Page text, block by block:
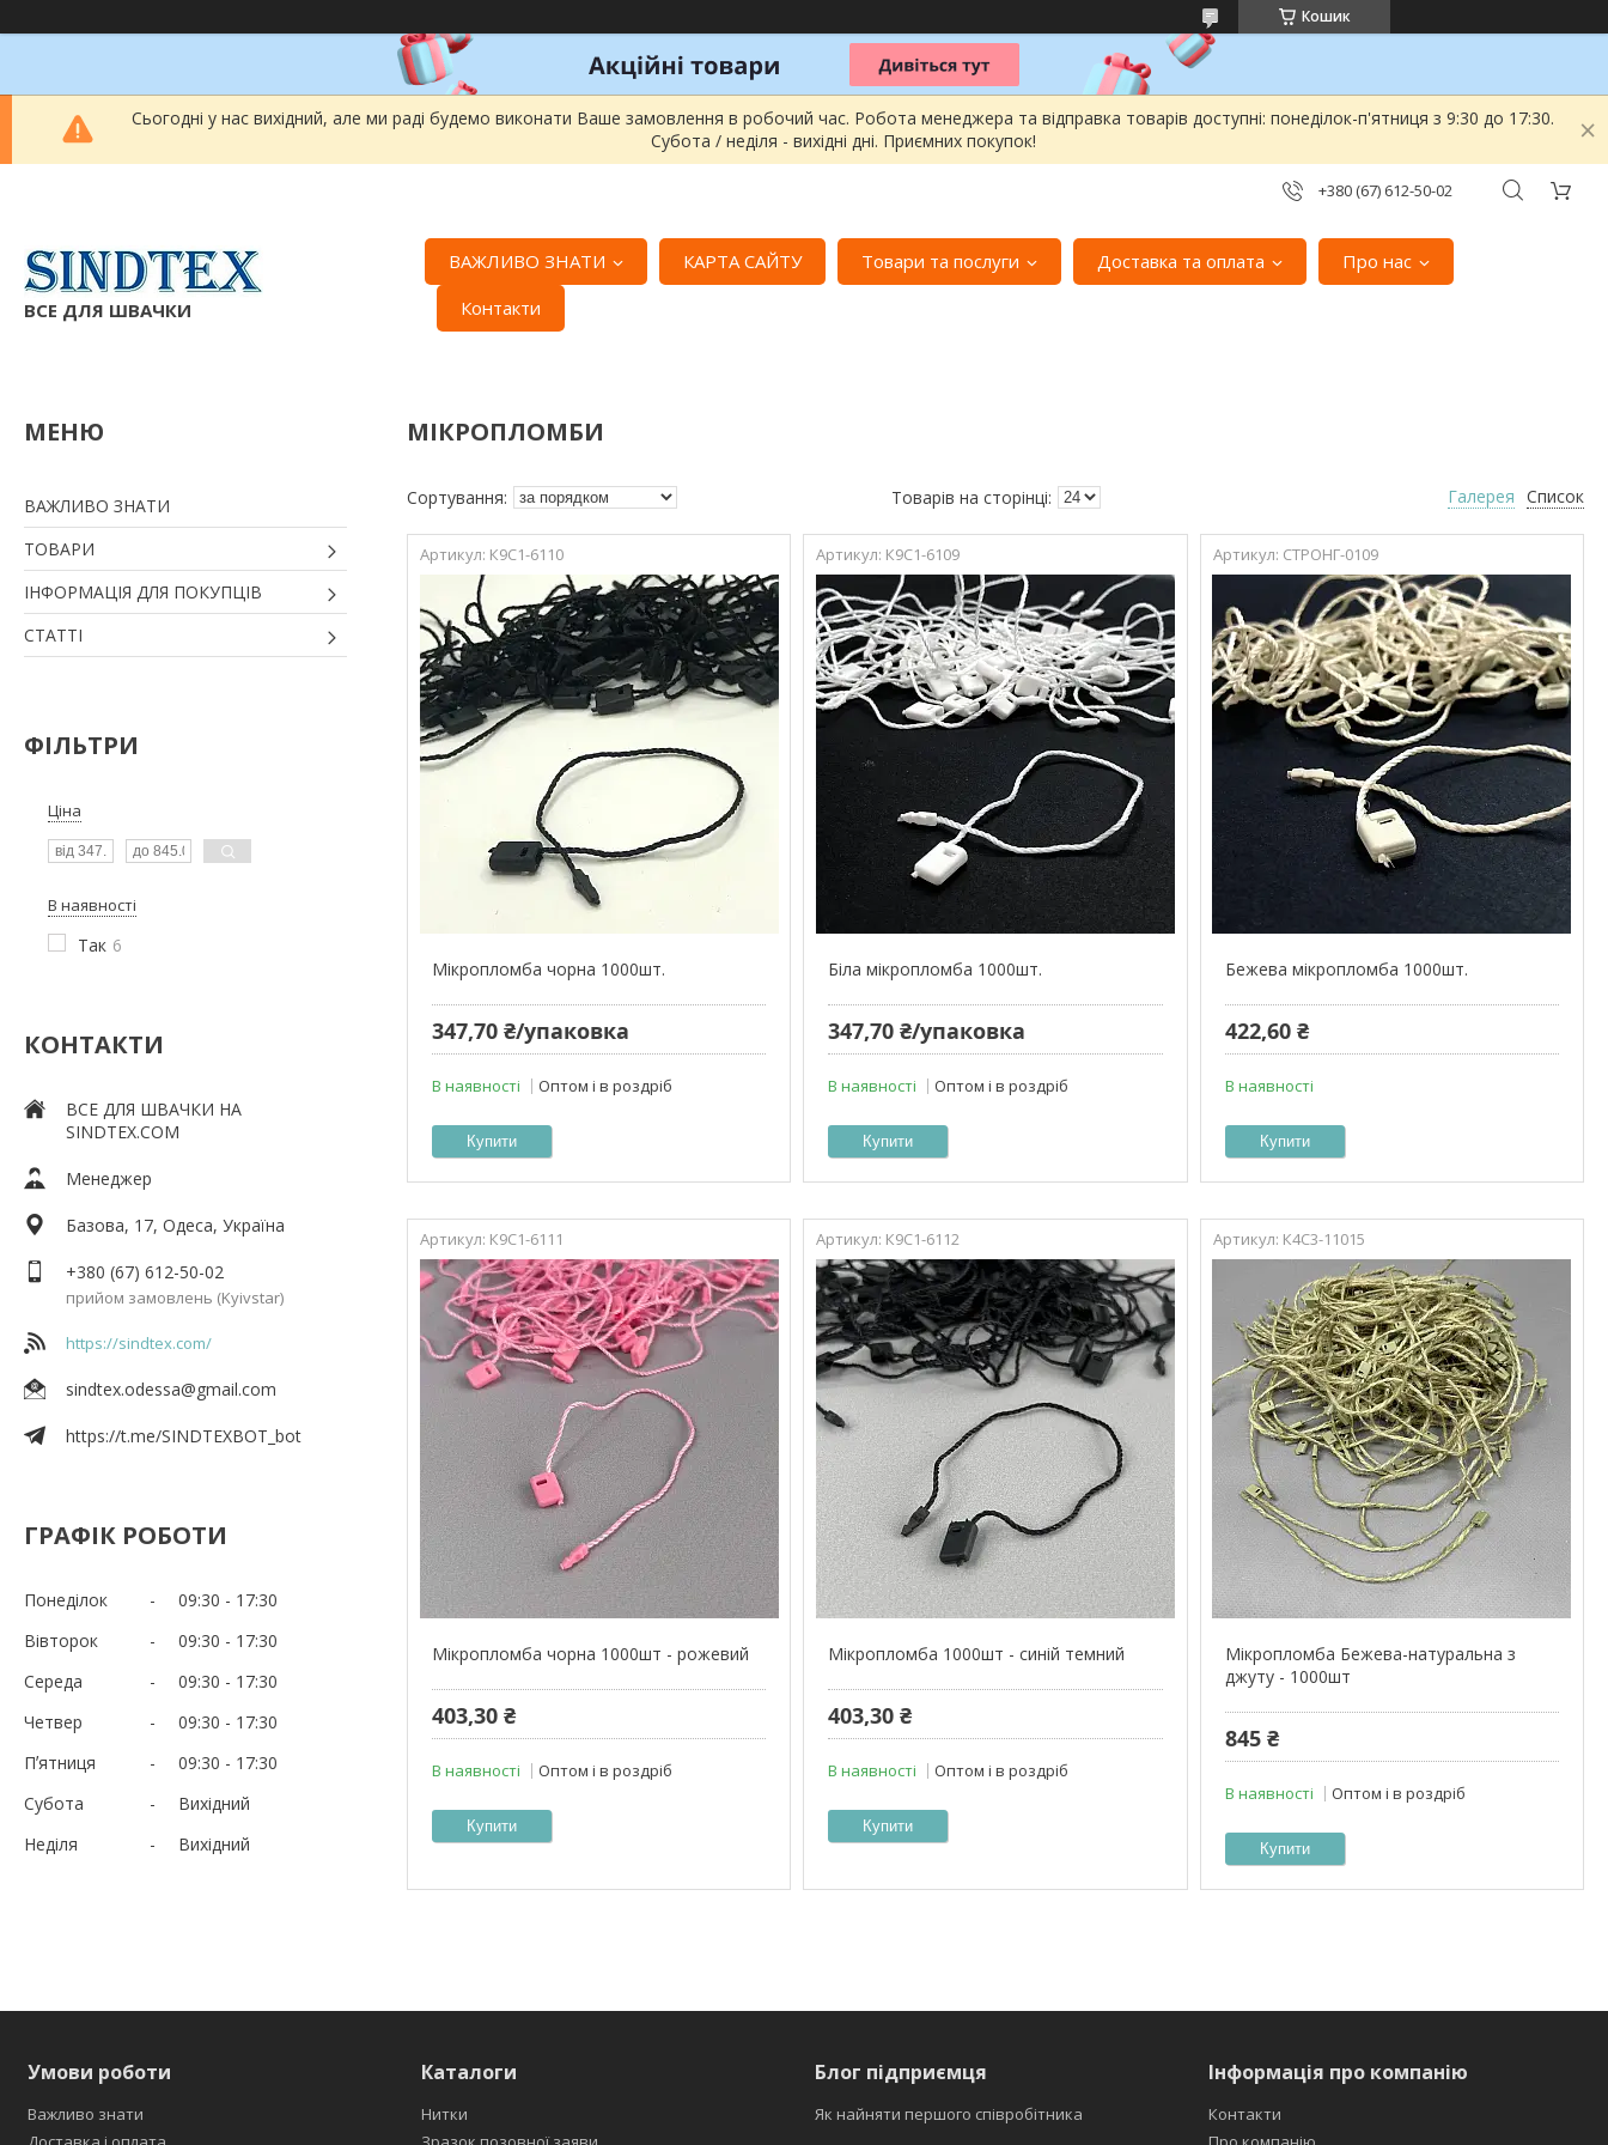
Кошик
Сьогодні у нас вихідний, але ми раді будемо виконати Ваше замовлення в робочий час. Робота менеджера та відправка товарів доступні: понеділок-п'ятниця з 9:30 до 17:30.
Субота / неділя - вихідні дні. Приємних покупок!
+380 (67) 612-50-02
ВСЕ ДЛЯ ШВАЧКИ
ВАЖЛИВО ЗНАТИ КАРТА САЙТУ Товари та послуги Доставка та оплата
Про нас
Контакти
ВАЖЛИВО ЗНАТИ
ТОВАРИ
ІНФОРМАЦІЯ ДЛЯ ПОКУПЦІВ
СТАТТІ
ФІЛЬТРИ
Ціна
В наявності
Так 6
КОНТАКТИ
ВСЕ ДЛЯ ШВАЧКИ НА
SINDTEX.COM
Менеджер
Базова, 17, Одеса, Україна
+380 (67) 612-50-02
прийом замовлень (Kyivstar)
https://sindtex.com/
sindtex.odessa@gmail.com
https://t.me/SINDTEXBOT_bot
ГРАФІК РОБОТИ
Понеділок 09:30
17:30
Вівторок
09:30
17:30
Середа
09:30
17:30
Четвер
09:30
17:30
Пʼятниця
09:30
17:30
Субота
Вихідний
Неділя
Вихідний
МІКРОПЛОМБИ
Галерея Список
К9С1-6110
Мікропломба чорна 1000шт.
347,70 ₴/упаковка
В наявності Оптом і в роздріб
Купити
К9С1-6109
Біла мікропломба 1000шт.
347,70 ₴/упаковка
В наявності Оптом і в роздріб
Купити
СТРОНГ-0109
Бежева мікропломба 1000шт.
422,60 ₴
В наявності
Купити
К9С1-6111
Мікропломба чорна 1000шт - рожевий
403,30 ₴
В наявності Оптом і в роздріб
Купити
К9С1-6112
Мікропломба 1000шт - синій темний
403,30 ₴
В наявності Оптом і в роздріб
Купити
К4С3-11015
Мікропломба Бежева-натуральна з
джуту - 1000шт
845 ₴
В наявності Оптом і в роздріб
Купити
Умови роботи
Важливо знати
Каталоги
Нитки
Блог підприємця
Як найняти першого співробітника
Інформація про компанію
Контакти